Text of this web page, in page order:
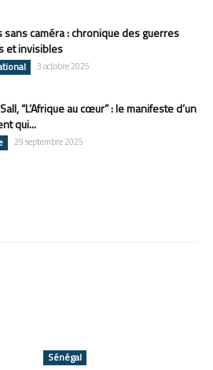
sans caméra : chronique des guerres
et invisibles
3 octobre 2025
“L’Afrique au cœur” : le manifeste d’un
qui...
29 septembre 2025
Sénégal